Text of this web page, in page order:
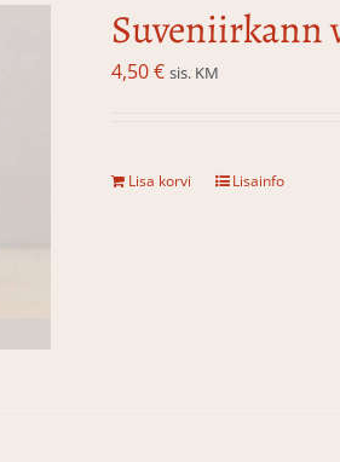
Suveniirkann
4,50€ sis. KM
Lisa korvi Lisainfo